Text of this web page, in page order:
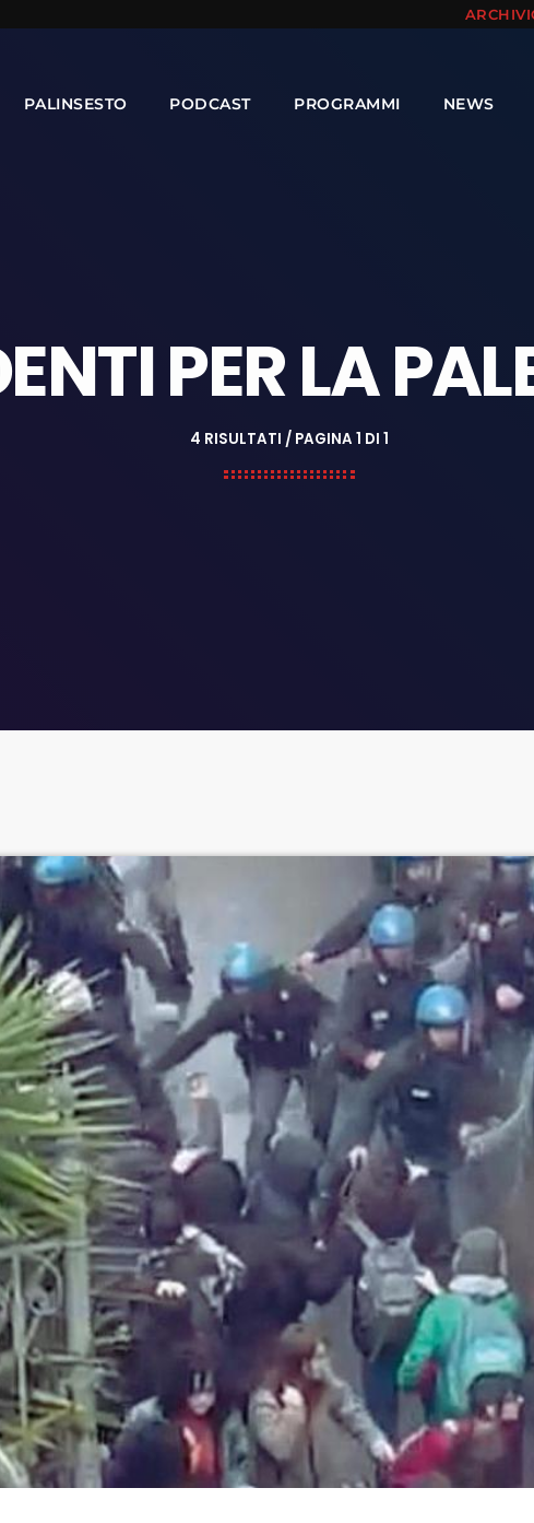
PALINSESTO PODCAST PROGRAMMI NEWS
PER LA
4 RISULTATI / PAGINA 1 DI 1